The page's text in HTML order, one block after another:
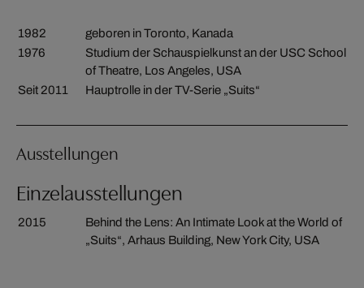
1982
geboren in Toronto, Kanada
1976
Studium der Schauspielkunst an der USC School
of Theatre, Los Angeles, USA
Seit 2011
Hauptrolle in der TV-Serie „Suits“
Ausstellungen
Einzelausstellungen
2015
Behind the Lens: An Intimate Look at the World of
„Suits“, Arhaus Building, New York City, USA